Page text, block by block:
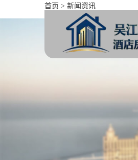
首页 > 新闻资讯
北街家园七区（